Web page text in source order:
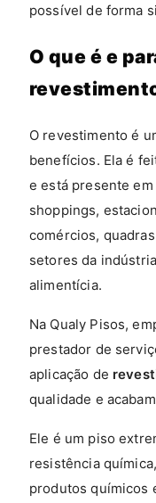
possível de forma
O que é e
O revestimento é
benefícios. Ela é
e está presente
shoppings,
comércios,
setores da
alimentícia.
Na Qualy Pisos,
prestador de
aplicação de
qualidade e
Ele é um piso
resistência
produtos químicos